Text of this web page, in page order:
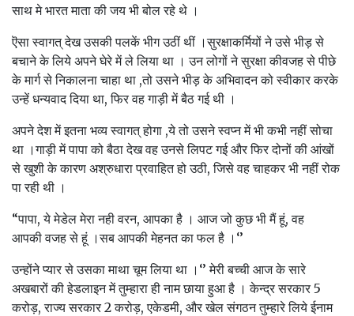
साथ मे भारत माता की जय भी बोल रहे थे ।
ऎसा स्वागत् देख उसकी पलकें भीग उठीं थीं ।सुरक्षाकर्मियों ने उसे भीड़ से
बचाने के लिये अपने घेरे में ले लिया था । उन लोगों ने सुरक्षा कीवजह से पीछे
के मार्ग से निकालना चाहा था ,तो उसने भीड़ के अभिवादन को स्वीकार करके
उन्हें धन्यवाद दिया था, फिर वह गाड़ी में बैठ गई थी ।
अपने देश में इतना भव्य स्वागत् होगा ,ये तो उसने स्वप्न में भी कभी नहीं सोचा
था ।गाड़ी में पापा को बैठा देख वह उनसे लिपट गई और फिर दोनों की आंखों
से खुशी के कारण अश्रुधारा प्रवाहित हो उठी, जिसे वह चाहकर भी नहीं रोक
पा रही थी ।
“पापा, ये मेडेल मेरा नही वरन, आपका है । आज जो कुछ भी मैं हूं, वह
आपकी वजह से हूं ।सब आपकी मेहनत का फल है ।‘’
उन्होंने प्यार से उसका माथा चूम लिया था ।‘’ मेरी बच्ची आज के सारे
अखबारों की हेडलाइन में तुम्हारा ही नाम छाया हुआ है । केन्द्र सरकार 5
करोड़, राज्य सरकार 2 करोड़, एकेडमी, और खेल संगठन तुम्हारे लिये ईनाम